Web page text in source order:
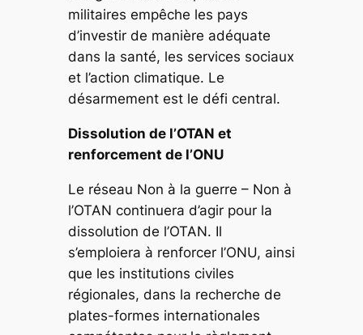
militaires empêche les pays
d’investir de manière adéquate
dans la santé, les services sociaux
et l’action climatique. Le
désarmement est le défi central.
Dissolution de l’OTAN et
renforcement de l’ONU
Le réseau Non à la guerre – Non à
l’OTAN continuera d’agir pour la
dissolution de l’OTAN. Il
s’emploiera à renforcer l’ONU, ainsi
que les institutions civiles
régionales, dans la recherche de
plates-formes internationales